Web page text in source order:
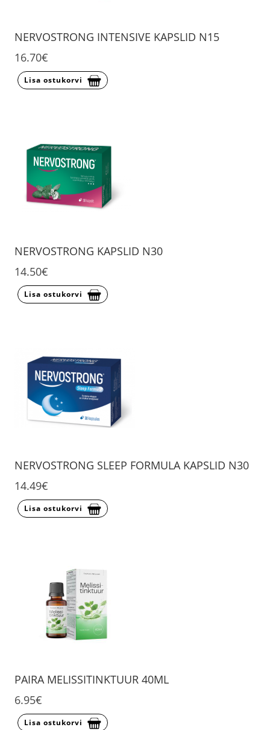
NERVOSTRONG INTENSIVE KAPSLID N15
16.70€
Lisa ostukorvi
NERVOSTRONG KAPSLID N30
14.50€
Lisa ostukorvi
NERVOSTRONG SLEEP FORMULA KAPSLID N30
14.49€
Lisa ostukorvi
PAIRA MELISSITINKTUUR 40ML
6.95€
Lisa ostukorvi